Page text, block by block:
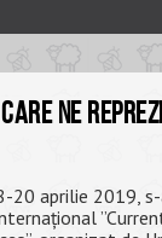
ne
20 aprilie 2019,